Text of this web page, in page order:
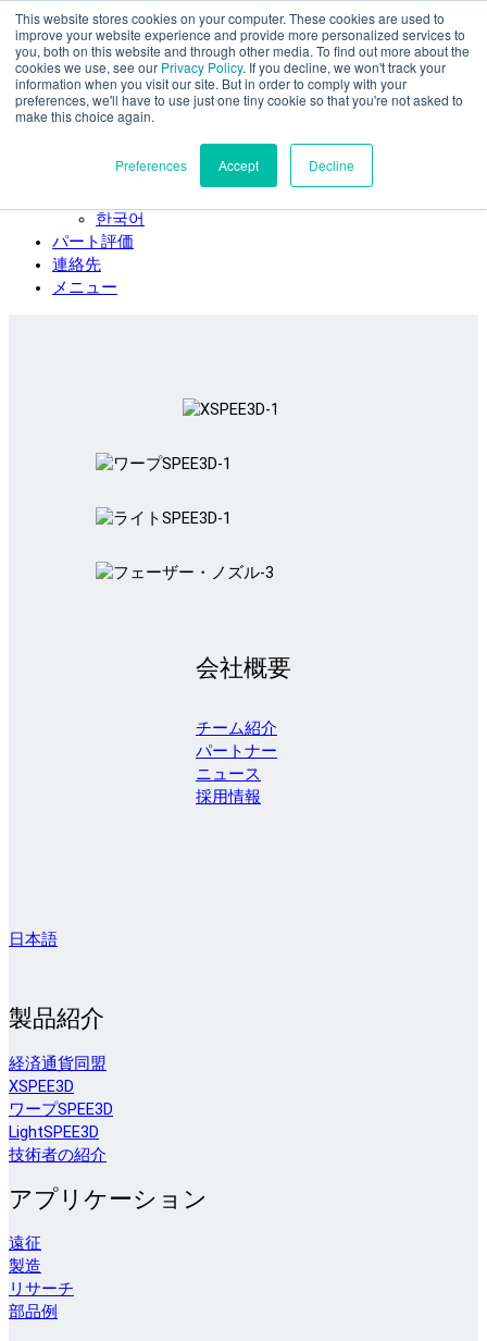
This website stores cookies on your computer. These cookies are used to
improve your website experience and provide more personalized services to
you, both on this website and through other media. To find out more about the
cookies we use, see our Privacy Policy. If you decline, we won't track your
information when you visit our site. But in order to comply with your
preferences, we'll have to use just one tiny cookie so that you're not asked to
make this choice again.
Preferences Accept Decline
本文へスキップ
SPEE3D
日本語
English
Español
Français
한국어
パート評価
連絡先
メニュー
会社概要
チーム紹介
パートナー
ニュース
採用情報
日本語
製品紹介
経済通貨同盟
XSPEE3D
ワープSPEE3D
LightSPEE3D
技術者の紹介
アプリケーション
遠征
製造
リサーチ
部品例